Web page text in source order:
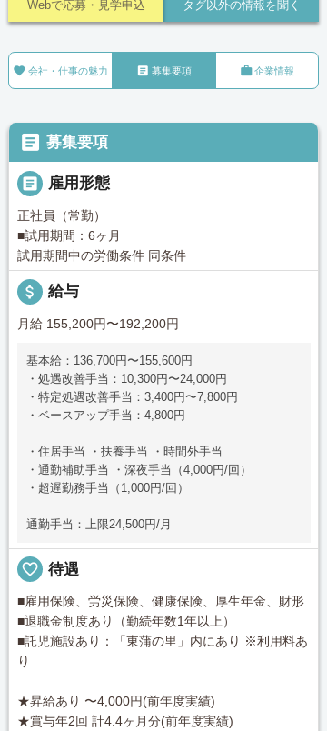
タグ以外の情報を聞く
Webで応募・見学申込
 会社・仕事の魅力  募集要項 企業情報
 募集要項
 雇用形態
正社員（常勤）
■試用期間：6ヶ月
試用期間中の労働条件 同条件
attach_money 給与
月給 155,200円〜192,200円
基本給：136,700円〜155,600円
・処遇改善手当：10,300円〜24,000円
・特定処遇改善手当：3,400円〜7,800円
・ベースアップ手当：4,800円
・住居手当 ・扶養手当 ・時間外手当
・通勤補助手当 ・深夜手当（4,000円/回）
・超遅勤務手当（1,000円/回）
通勤手当：上限24,500円/月
favorite_border 待遇
■雇用保険、労災保険、健康保険、厚生年金、財形
■退職金制度あり（勤続年数1年以上）
■託児施設あり：「東蒲の里」内にあり ※利用料あ
り
★昇給あり 〜4,000円(前年度実績)
★賞与年2回 計4.4ヶ月分(前年度実績)